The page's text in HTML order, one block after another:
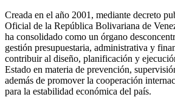
Creada en el año 2001, mediante decreto
Oficial de la República Bolivariana de
ha consolidado como un órgano
gestión presupuestaria, administrativa y
contribuir al diseño, planificación y
Estado en materia de prevención,
además de promover la cooperación
para la estabilidad económica del país.